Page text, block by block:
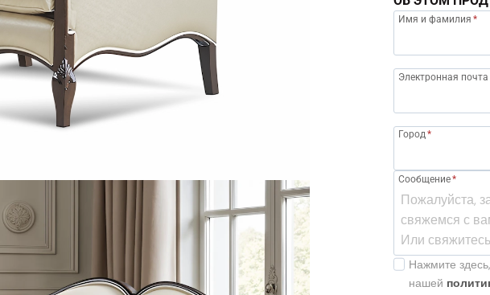
Имя и фамилия *
Электронная почта
Город*
Сообщение*
Нажмите
нашей